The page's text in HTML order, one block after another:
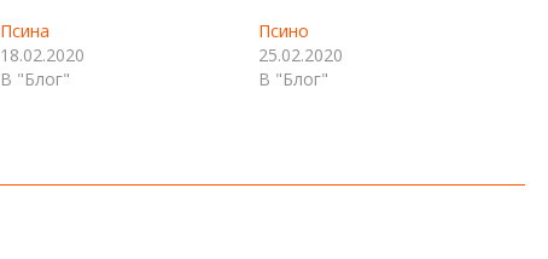
Псина
18.02.2020
В "Блог"
Псино
25.02.2020
В "Блог"